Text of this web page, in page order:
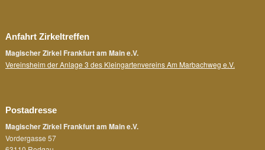
Anfahrt Zirkeltreffen
Magischer Zirkel Frankfurt am Main e.V.
Vereinsheim der Anlage 3 des Kleingartenvereins Am Marbachweg e.V.
Postadresse
Magischer Zirkel Frankfurt am Main e.V.
Vordergasse 57